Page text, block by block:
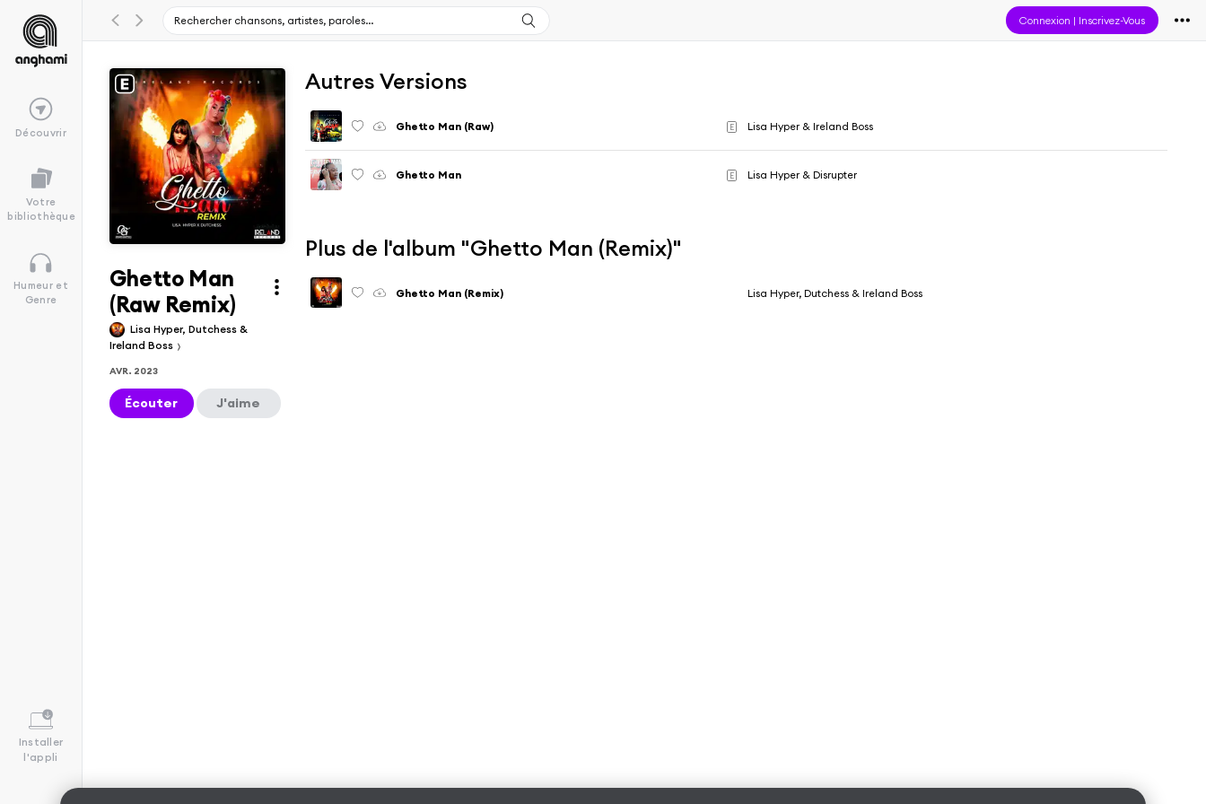
Connexion | Inscrivez-Vous
Découvrir
Votre
bibliothèque
Humeur et
Genre
Installer
l'appli
Ghetto Man
(Raw Remix)
Lisa Hyper, Dutchess &
Ireland Boss
AVR. 2023
Écouter J'aime
Autres Versions
Ghetto Man (Raw) E Lisa Hyper & Ireland Boss
Ghetto Man E Lisa Hyper & Disrupter
Plus de l'album "Ghetto Man (Remix)"
Ghetto Man (Remix) Lisa Hyper, Dutchess & Ireland Boss